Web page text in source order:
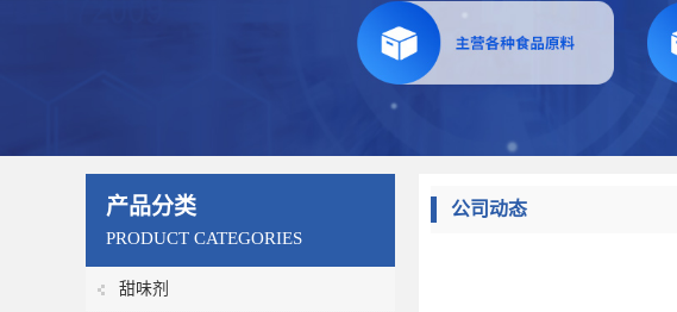
产品分类
PRODUCT CATEGORIES
甜味剂
公司动态